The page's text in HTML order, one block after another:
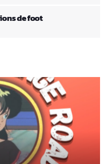
de foot